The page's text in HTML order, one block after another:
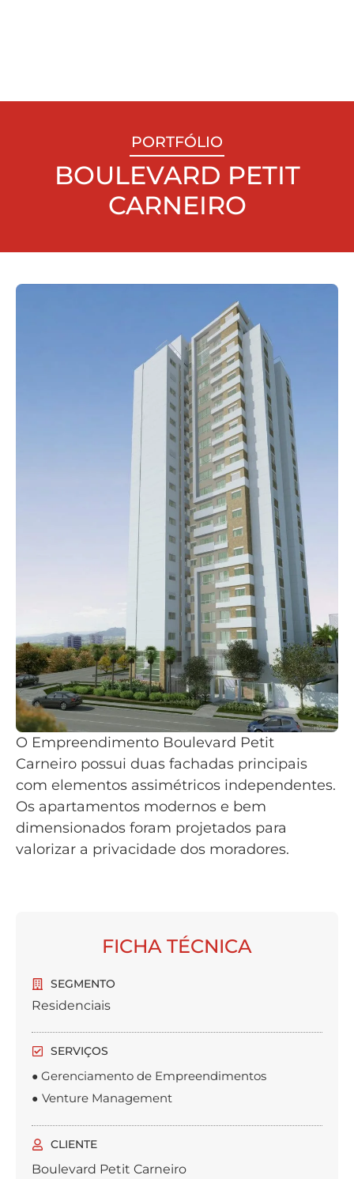
PORTFÓLIO
BOULEVARD PETIT
CARNEIRO
O Empreendimento Boulevard Petit
Carneiro possui duas fachadas principais
com elementos assimétricos independentes.
Os apartamentos modernos e bem
dimensionados foram projetados para
valorizar a privacidade dos moradores.
FICHA TÉCNICA
SEGMENTO
Residenciais
SERVIÇOS
● Gerenciamento de Empreendimentos
● Venture Management
CLIENTE
Boulevard Petit Carneiro